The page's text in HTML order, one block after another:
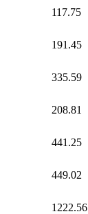
117.75
191.45
335.59
208.81
441.25
449.02
1222.56